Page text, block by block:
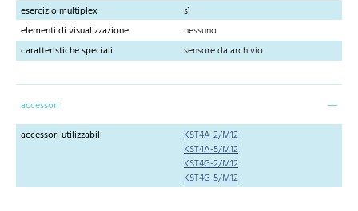
esercizio multiplex
sì
elementi di visualizzazione
nessuno
caratteristiche speciali
sensore da archivio
accessori
accessori utilizzabili
KST4A-2/M12
KST4A-5/M12
KST4G-2/M12
KST4G-5/M12